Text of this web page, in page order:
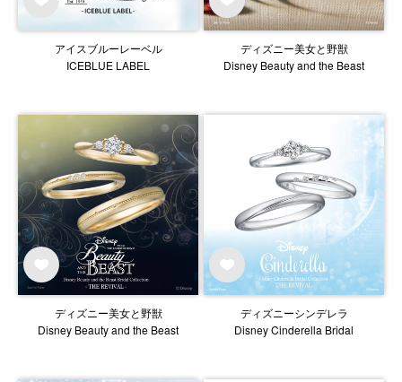
アイスブルーレーベル
ICEBLUE LABEL
ディズニー美女と野獣
Disney Beauty and the Beast
ディズニー美女と野獣
Disney Beauty and the Beast
ディズニーシンデレラ
Disney Cinderella Bridal